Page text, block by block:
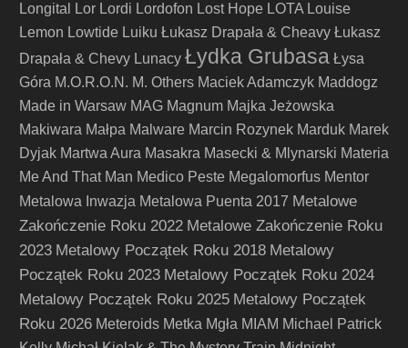
Longital Lor Lordi Lordofon Lost Hope LOTA Louise
Lemon Lowtide Luiku Łukasz Drapała & Cheavy Łukasz
Drapała & Chevy Lunacy Łydka Grubasa Łysa
Góra M.O.R.O.N. M. Others Maciek Adamczyk Maddogz
Made in Warsaw MAG Magnum Majka Jeżowska
Makiwara Małpa Malware Marcin Rozynek Marduk Marek
Dyjak Martwa Aura Masakra Masecki & Mlynarski Materia
Me And That Man Medico Peste Megalomorfus Mentor
Metalowa Inwazja Metalowa Puenta 2017 Metalowe
Zakończenie Roku 2022 Metalowe Zakończenie Roku
2023 Metalowy Początek Roku 2018 Metalowy
Początek Roku 2023 Metalowy Początek Roku 2024
Metalowy Początek Roku 2025 Metalowy Początek
Roku 2026 Meteroids Metka Mgła MIAM Michael Patrick